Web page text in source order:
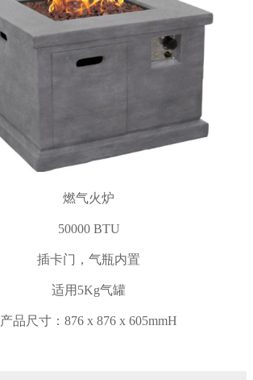
燃气火炉
50000 BTU
插卡门，气瓶内置
适用5Kg气罐
产品尺寸：876 x 876 x 605mmH